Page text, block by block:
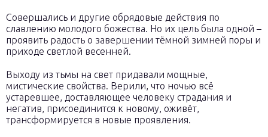
Совершались и другие обрядовые действия по
славлению молодого божества. Но их цель была одной –
проявить радость о завершении тёмной зимней поры и
приходе светлой весенней.
Выходу из тьмы на свет придавали мощные,
мистические свойства. Верили, что ночью всё
устаревшее, доставляющее человеку страдания и
негатив, присоединится к новому, оживёт,
трансформируется в новые проявления.